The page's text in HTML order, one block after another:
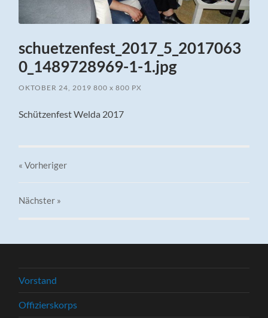
schuetzenfest_2017_5_2017063
0_1489728969-1-1.jpg
OKTOBER 24, 2019 800x 800 PX
Schützenfest Welda 2017
« Vorheriger
Nächster »
Vorstand
Offizierskorps